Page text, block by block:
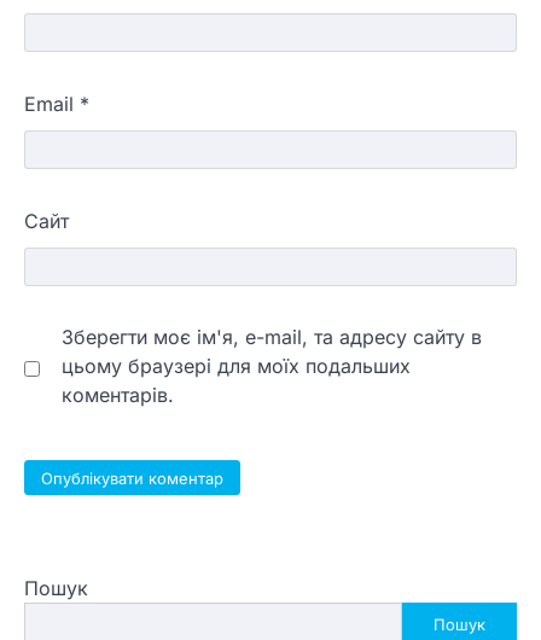
Email *
Сайт
Зберегти моє ім'я, e-mail, та адресу сайту в
цьому браузері для моїх подальших
коментарів.
Пошук
Пошук